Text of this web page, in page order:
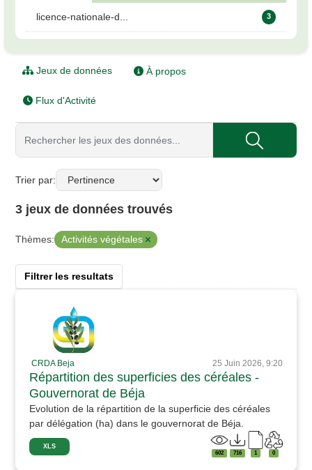
licence-nationale-d... 3
Jeux de données À propos
Flux d'Activité
Trier par
3 jeux de données trouvés
Thèmes: Activités végétales
Filtrer les resultats
CRDA Beja 25 Juin 2026, 9:20
Répartition des superficies des céréales -
Gouvernorat de Béja
Evolution de la répartition de la superficie des céréales
par délégation (ha) dans le gouvernorat de Béja.
XLS
602 716 1 0